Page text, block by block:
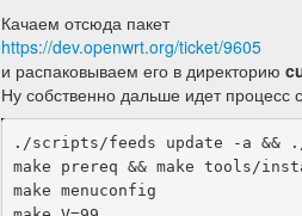
Качаем отсюда пакет
https://dev.openwrt.org/ticket/9605
и распаковываем его в директорию
Ну собственно дальше идет процесс
./scripts/feeds update -a
make prereq && make tools/
make menuconfig